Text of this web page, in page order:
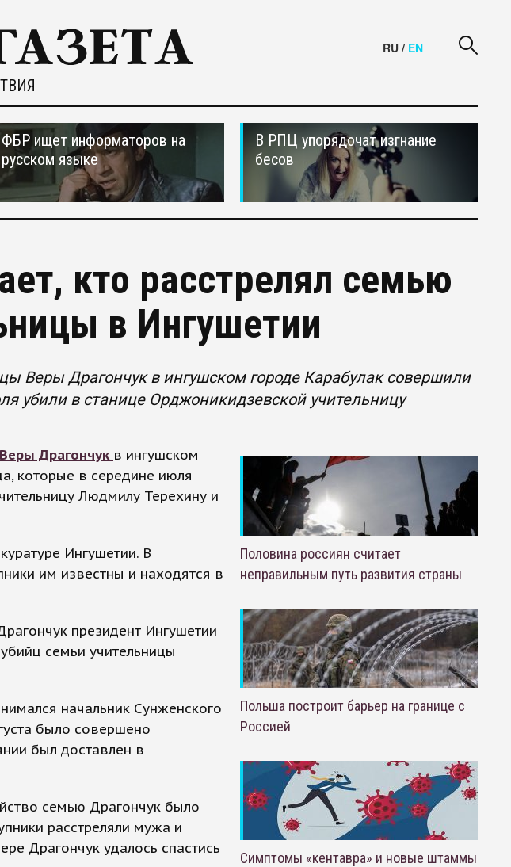
RU / EN
ФБР ищет информаторов на
русском языке
В РПЦ упорядочат изгнание
бесов
кто расстрелял семью
в Ингушетии
Веры Драгончук в ингушском городе Карабулак совершили
убили в станице Орджоникидзевской учительницу
Драгончук в ингушском
которые в середине июля
Людмилу Терехину и
Ингушетии. В
им известны и находятся в
президент Ингушетии
семьи учительницы
начальник Сунженского
было совершено
был доставлен в
семью Драгончук было
расстреляли мужа и
Драгончук удалось спастись
Половина россиян считает
неправильным путь развития страны
Польша построит барьер на границе с
Россией
Симптомы «кентавра» и новые штаммы